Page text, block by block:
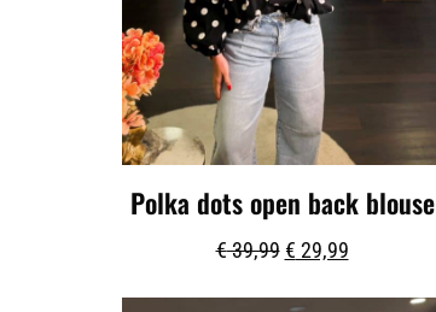
Polka dots open back blouse
€39,99 € 29,99